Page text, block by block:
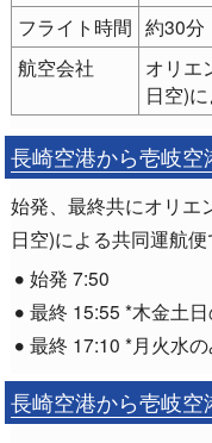
フライト時間 約30分
航空会社
オリエ
日空)
長崎空港から壱岐
始発、最終共にオリエ
日空)による共同運航便
始発 7:50
最終 15:55 *木金土
最終 17:10 *月火水
長崎空港から壱岐